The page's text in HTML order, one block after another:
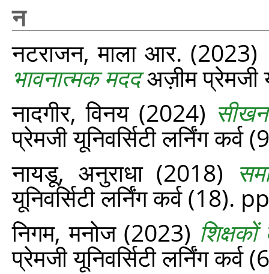
न
नटराजन, माला आर. (2023)
भावनात्मक मददअज़ीम प्रेमजी
नादगीर, विनय (2024)
प्रेमजी यूनिवर्सिटी लर्निंग
नायडू, अनुराधा(2018)
यूनिवर्सिटी लर्निंग कर्व (18).
निगम, मनोज(2023)
प्रेमजी यूनिवर्सिटी लर्निंग